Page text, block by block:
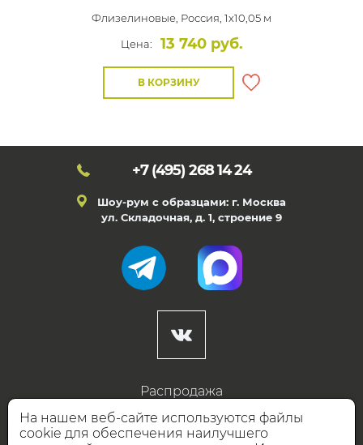
Флизелиновые, Россия, 1x10,05 м
Цена:
13 740 руб.
В КОРЗИНУ
+7 (495) 268 14 24
Шоу-рум с образцами: г. Москва
ул. Складочная, д. 1, строение 9
Распродажа
Готовые дизайны
Дизайнерам
На нашем веб-сайте используются файлы
cookie для обеспечения наилучшего